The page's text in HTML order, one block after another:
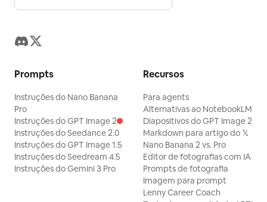
Prompts
Instruções do Nano Banana
Pro
Instruções do GPT Image 2
Instruções do Seedance 2.0
Instruções do GPT Image 1.5
Instruções do Seedream 4.5
Instruções do Gemini 3 Pro
Recursos
Para agents
Alternativas ao NotebookLM
Diapositivos do GPT Image 2
Markdown para artigo do 𝕏
Nano Banana 2 vs. Pro
Editor de fotografias com IA
Prompts de fotografia
Imagem para prompt
Lenny Career Coach